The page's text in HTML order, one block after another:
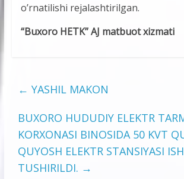
o’rnatilishi rejalashtirilgan.
“Buxoro HETK” AJ matbuot xizmati
← YASHIL MAKON
BUXORO HUDUDIY ELEKTR
KORXONASI BINOSIDA 50 KVT
QUYOSH ELEKTR STANSIYASI
TUSHIRILDI. →